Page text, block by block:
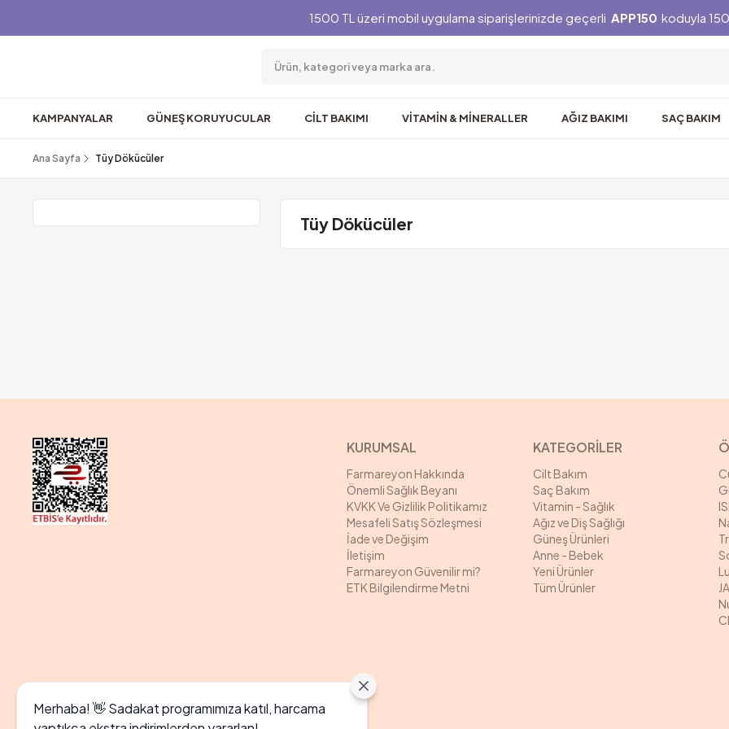
1500 TL üzeri mobil uygulama siparişlerinizde geçerli APP150 koduyla
KAMPANYALAR GÜNEŞ KORUYUCULAR CİLT BAKIMI VİTAMİN & MİNERALLER AĞIZ BAKIMI SAÇ BAKIM
Ana Sayfa Tüy Dökücüler
Tüy Dökücüler
KURUMSAL
Farmareyon Hakkında
Önemli Sağlık Beyanı
KVKK Ve Gizlilik Politikamız
Mesafeli Satış Sözleşmesi
İade ve Değişim
İletişim
Farmareyon Güvenilir mi?
ETK Bilgilendirme Metni
KATEGORİLER
Cilt Bakım
Saç Bakım
Vitamin - Sağlık
Ağız ve Diş Sağlığı
Güneş Ürünleri
Anne - Bebek
Yeni Ürünler
Tüm Ürünler
Merhaba! 👋 Sadakat programımıza katıl, harcama